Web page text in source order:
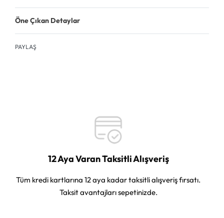
Öne Çıkan Detaylar
PAYLAŞ
12 Aya Varan Taksitli Alışveriş
Tüm kredi kartlarına 12 aya kadar taksitli alışveriş fırsatı.
Taksit avantajları sepetinizde.